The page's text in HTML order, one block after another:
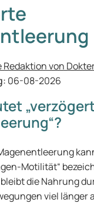
Redaktion von
06-08-2026
Motilität“
die Nahrung
viel länger